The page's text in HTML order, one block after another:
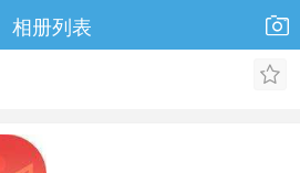
相册列表 
